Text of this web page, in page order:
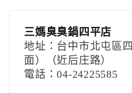
三媽臭臭鍋四平店
地址：台中市北屯區
面）（近后庄路）
電話：04-24225585